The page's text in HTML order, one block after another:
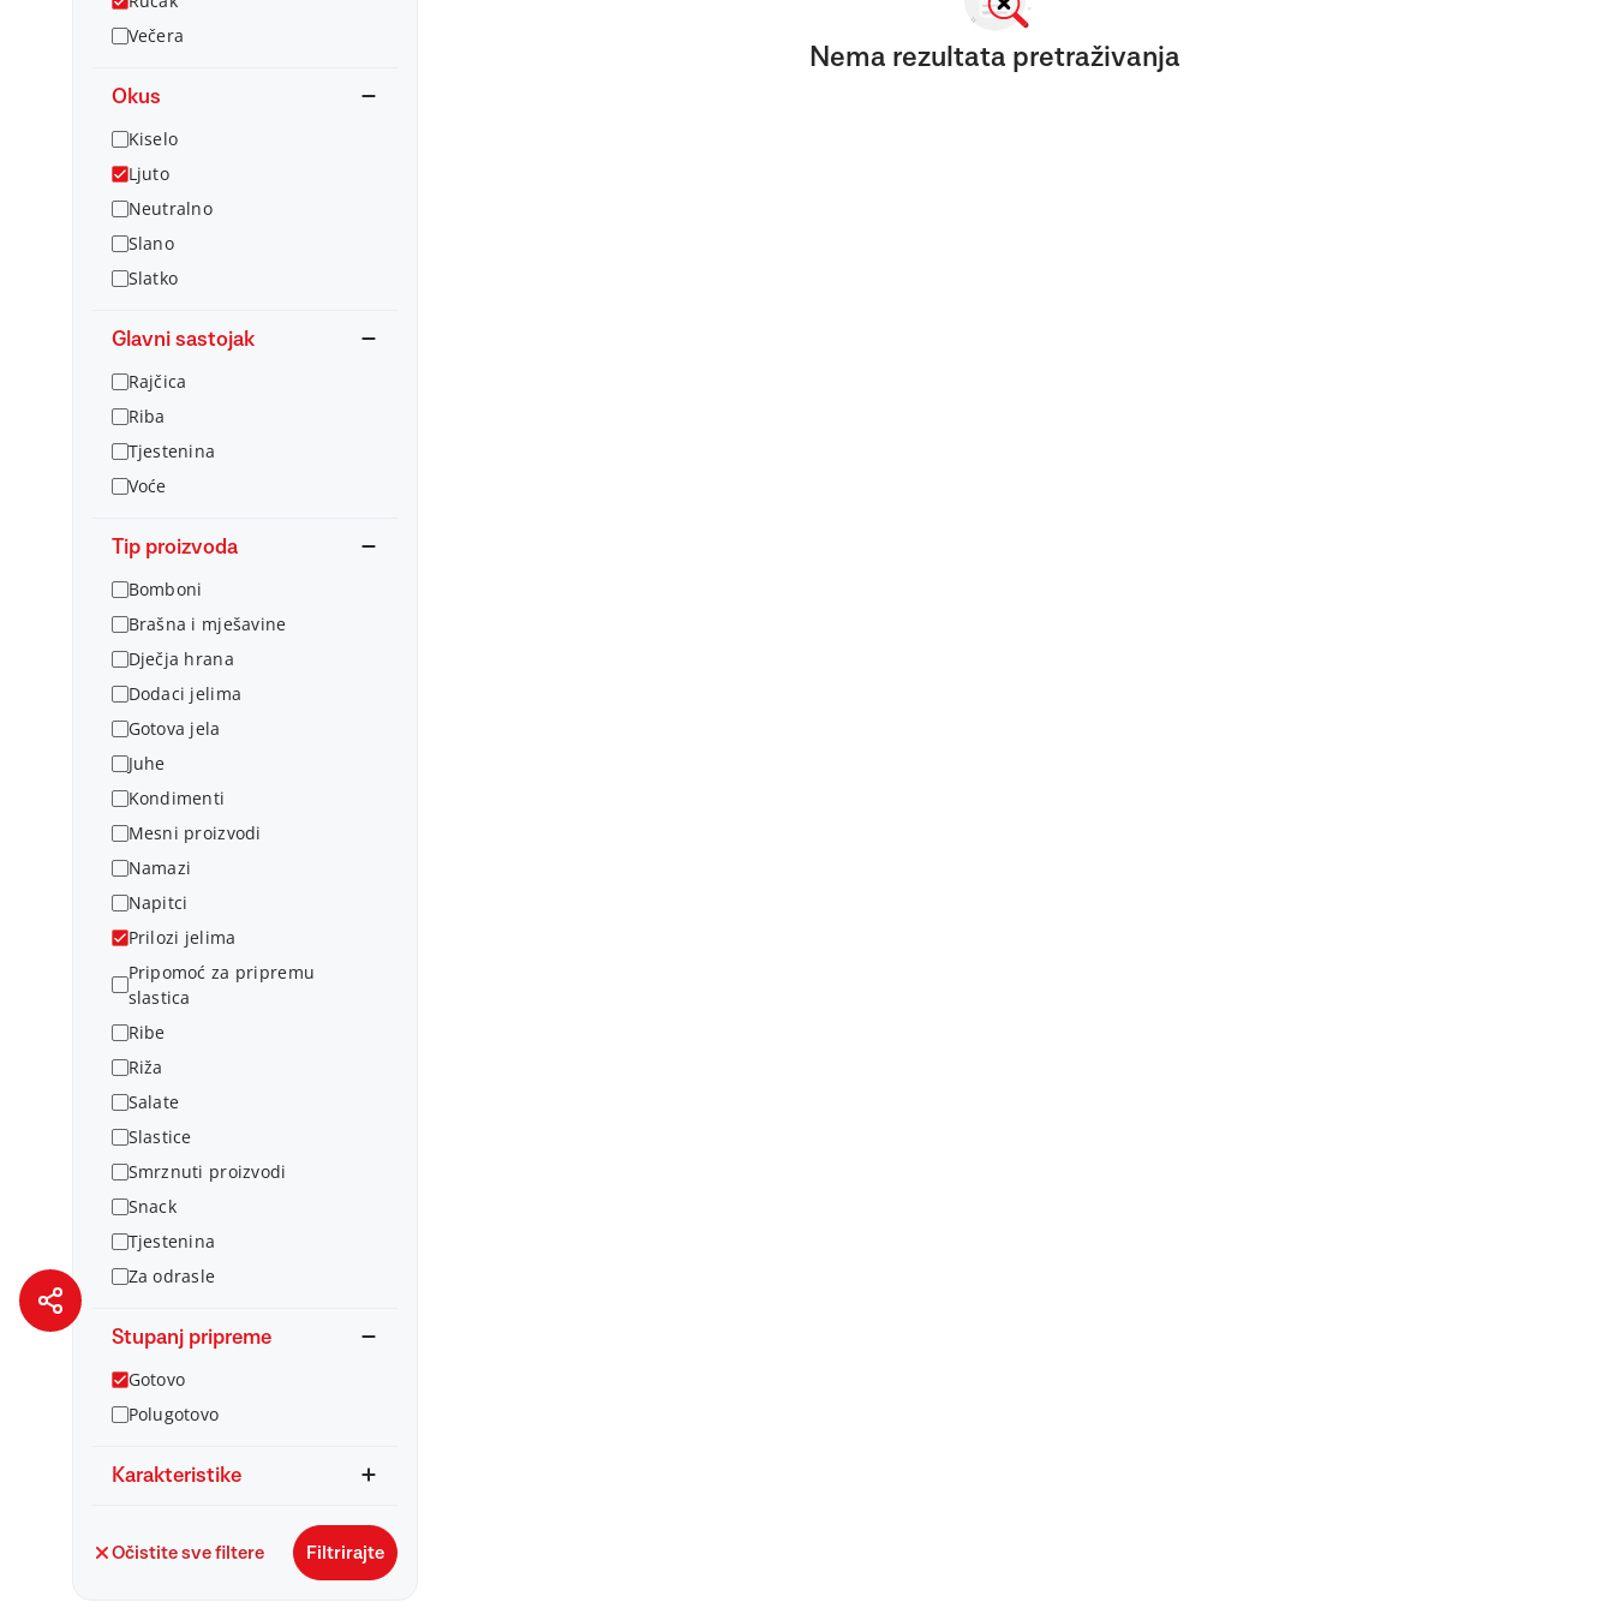
Večera
Okus
Kiselo
Ljuto
Neutralno
Slano
Slatko
Glavni sastojak
Rajčica
Riba
Tjestenina
Voće
Tip proizvoda
Bomboni
Brašna i mješavine
Dječja hrana
Dodaci jelima
Gotova jela
Juhe
Kondimenti
Mesni proizvodi
Namazi
Napitci
Prilozi jelima
Pripomoć za pripremu
slastica
Ribe
Riža
Salate
Slastice
Smrznuti proizvodi
Snack
Tjestenina
Za odrasle
Stupanj pripreme
Gotovo
Polugotovo
Karakteristike
Očistite sve filtere Filtrirajte
Nema rezultata pretraživanja